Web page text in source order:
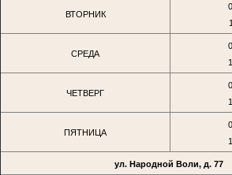
ВТОРНИК
СРЕДА
ЧЕТВЕРГ
ПЯТНИЦА
ул. Народной Воли, д. 77